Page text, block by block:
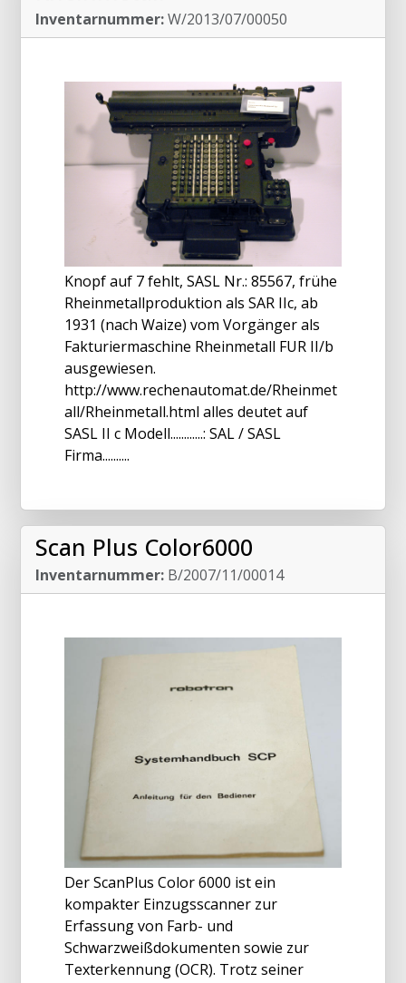
Inventarnummer:W/2013/07/00050
Knopf auf 7 fehlt, SASL Nr.: 85567, frühe
Rheinmetallproduktion als SAR IIc, ab
1931 (nach Waize) vom Vorgänger als
Fakturiermaschine Rheinmetall FUR II/b
ausgewiesen.
http://www.rechenautomat.de/Rheinmet
all/Rheinmetall.html alles deutet auf
SASL II c Modell............: SAL / SASL
Firma..........
Scan Plus Color6000
Inventarnummer: B/2007/11/00014
Der ScanPlus Color 6000 ist ein
kompakter Einzugsscanner zur
Erfassung von Farb- und
Schwarzweißdokumenten sowie zur
Texterkennung (OCR). Trotz seiner